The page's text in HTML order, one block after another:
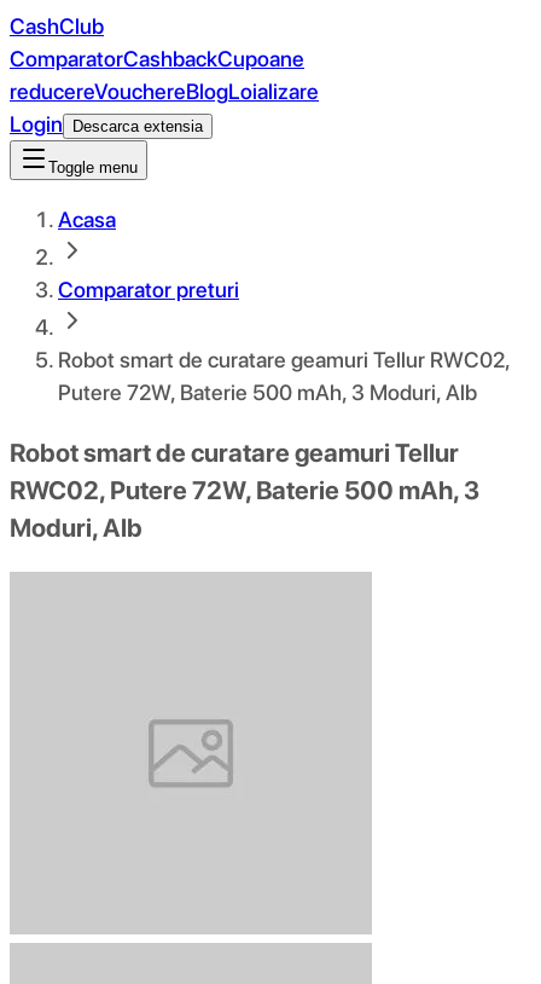
CashClub
ComparatorCashbackCupoane
reducereVouchereBlogLoializare
Login
Descarca extensia
Toggle menu
Acasa
Comparator preturi
Robot smart de curatare geamuri Tellur RWC02,
Putere 72W, Baterie 500 mAh, 3 Moduri, Alb
Robot smart de curatare geamuri Tellur
RWC02, Putere 72W, Baterie 500 mAh, 3
Moduri, Alb